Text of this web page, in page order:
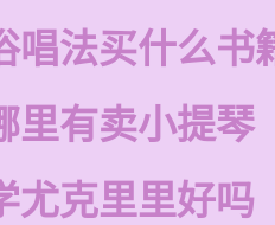
唱法买什么书
里有卖小提琴
尤克里里好吗